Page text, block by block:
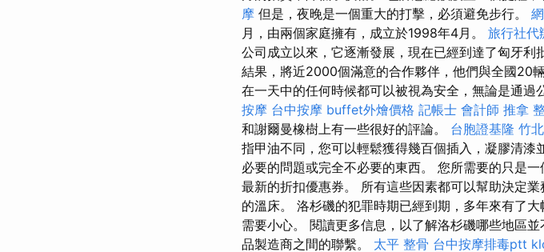
摩 但是，夜晚是一個重大的打擊，必須避免步行。
月，由兩個家庭擁有，成立於1998年4月。 旅行社代
公司成立以來，它逐漸發展，現在已經到達了匈牙利
結果，將近2000個滿意的合作夥伴，他們與全國20
在一天中的任何時候都可以被視為安全，無論是通過
按摩 台中按摩 buffet外燴價格 記帳士 會計師 推拿
和謝爾曼橡樹上有一些很好的評論。 台胞證基隆 竹
指甲油不同，您可以輕鬆獲得幾百個插入，凝膠清
必要的問題或完全不必要的東西。 您所需要的只是
最新的折扣優惠券。 所有這些因素都可以幫助決定
的溫床。 洛杉磯的犯罪時期已經到期，多年來有了
需要小心。 閱讀更多信息，以了解洛杉磯哪些地區
品製造商之間的聯繫。 太平 整骨 台中按摩排毒ptt